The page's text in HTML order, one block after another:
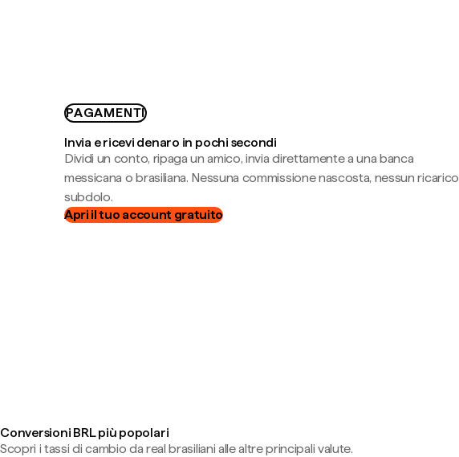
PAGAMENTI
Invia e ricevi denaro in pochi secondi
Dividi un conto, ripaga un amico, invia direttamente a una banca
messicana o brasiliana. Nessuna commissione nascosta, nessun ricarico
subdolo.
Apri il tuo account gratuito
Conversioni BRL più popolari
Scopri i tassi di cambio da real brasiliani alle altre principali valute.